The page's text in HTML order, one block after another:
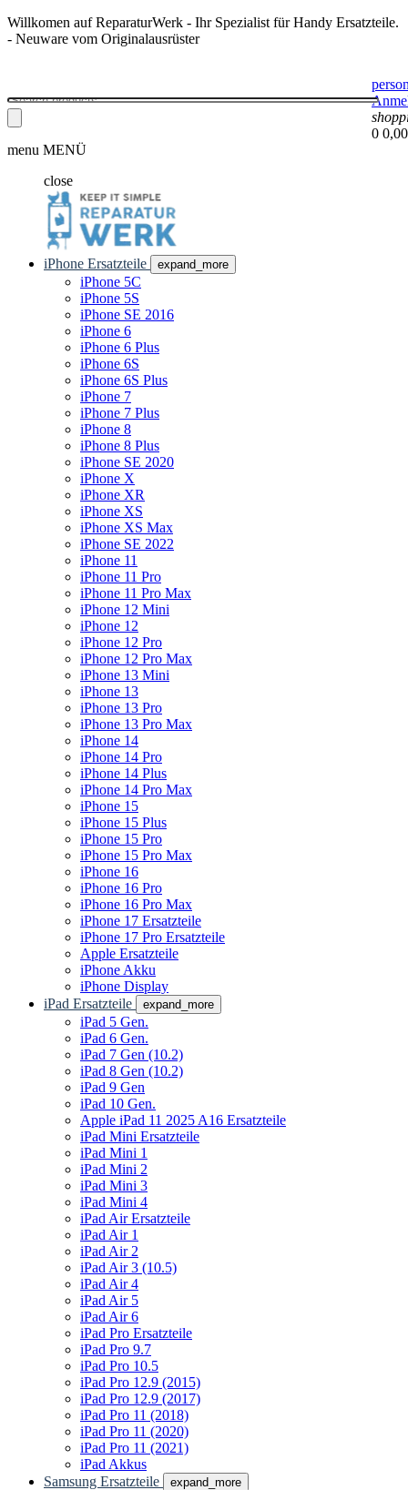
Willkomen auf ReparaturWerk - Ihr Spezialist für Handy Ersatzteile.
- Neuware vom Originalausrüster
0
menu MENÜ
close
iPhone Ersatzteile expand_more
iPhone 5C
iPhone 5S
iPhone SE 2016
iPhone 6
iPhone 6 Plus
iPhone 6S
iPhone 6S Plus
iPhone 7
iPhone 7 Plus
iPhone 8
iPhone 8 Plus
iPhone SE 2020
iPhone X
iPhone XR
iPhone XS
iPhone XS Max
iPhone SE 2022
iPhone 11
iPhone 11 Pro
iPhone 11 Pro Max
iPhone 12 Mini
iPhone 12
iPhone 12 Pro
iPhone 12 Pro Max
iPhone 13 Mini
iPhone 13
iPhone 13 Pro
iPhone 13 Pro Max
iPhone 14
iPhone 14 Pro
iPhone 14 Plus
iPhone 14 Pro Max
iPhone 15
iPhone 15 Plus
iPhone 15 Pro
iPhone 15 Pro Max
iPhone 16
iPhone 16 Pro
iPhone 16 Pro Max
iPhone 17 Ersatzteile
iPhone 17 Pro Ersatzteile
Apple Ersatzteile
iPhone Akku
iPhone Display
iPad Ersatzteile
expand_more
iPad 5 Gen.
iPad 6 Gen.
iPad 7 Gen (10.2)
iPad 8 Gen (10.2)
iPad 9 Gen
iPad 10 Gen.
Apple iPad 11 2025 A16 Ersatzteile
iPad Mini Ersatzteile
iPad Mini 1
iPad Mini 2
iPad Mini 3
iPad Mini 4
iPad Air Ersatzteile
iPad Air 1
iPad Air 2
iPad Air 3 (10.5)
iPad Air 4
iPad Air 5
iPad Air 6
iPad Pro Ersatzteile
iPad Pro 9.7
iPad Pro 10.5
iPad Pro 12.9 (2015)
iPad Pro 12.9 (2017)
iPad Pro 11 (2018)
iPad Pro 11 (2020)
iPad Pro 11 (2021)
iPad Akkus
Samsung Ersatzteile
expand_more